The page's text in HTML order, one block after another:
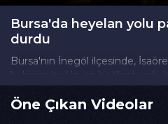
Bursa'da heyelan yolu
durdu
Bursa'nın İnegöl ilçesinde,
birbirine bağlayan bağlantı yolu
Yağışların ardından meydana
yolun yaklaşık 150 metrelik
gördü.Heyelanı gören
Öne Çıkan Videolar